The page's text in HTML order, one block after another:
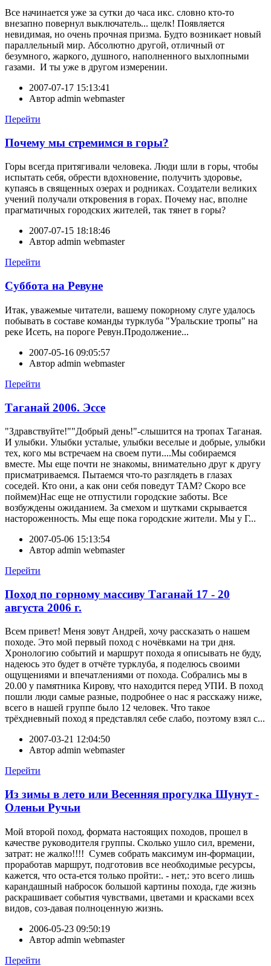
Все начинается уже за сутки до часа икс. словно кто-то
внезапно повернул выключатель... щелк! Появляется
невидимая, но очень прочная призма. Будто возникает новый
параллельный мир. Абсолютно другой, отличный от
безумного, жаркого, душного, наполненного выхлопными
газами. И ты уже в другом измерении.
2007-07-17 15:13:41
Автор admin webmaster
Перейти
Почему мы стремимся в горы?
Горы всегда притягивали человека. Люди шли в горы, чтобы
испытать себя, обрести вдохновение, получить здоровье,
купаясь в священных озерах и родниках. Создатели великих
учений получали откровения в горах. Почему нас, вполне
прагматичных городских жителей, так тянет в горы?
2007-07-15 18:18:46
Автор admin webmaster
Перейти
Суббота на Ревуне
Итак, уважемые читатели, вашему покорному слуге удалось
побывать в составе команды турклуба "Уральские тропы" на
реке Исеть, на пороге Ревун.Продолжение...
2007-05-16 09:05:57
Автор admin webmaster
Перейти
Таганай 2006. Эссе
"Здравствуйте!""Добрый день!"-слышится на тропах Таганая.
И улыбки. Улыбки усталые, улыбки веселые и добрые, улыбки
тех, кого мы встречаем на своем пути....Мы собираемся
вместе. Мы еще почти не знакомы, внимательно друг к другу
присматриваемся. Пытаемся что-то разглядеть в глазах
соседей. Кто они, а как они себя поведут ТАМ? Скоро все
поймем)Нас еще не отпустили городские заботы. Все
возбуждены ожиданием. За смехом и шутками скрывается
настороженность. Мы еще пока городские жители. Мы у Г...
2007-05-06 15:13:54
Автор admin webmaster
Перейти
Поход по горному массиву Таганай 17 - 20
августа 2006 г.
Всем привет! Меня зовут Андрей, хочу рассказать о нашем
походе. Это мой первый поход с ночёвками на три дня.
Хронологию событий и маршрут похода я описывать не буду,
надеюсь это будет в отчёте турклуба, я поделюсь своими
ощущениями и впечатлениями от похода. Собрались мы в
20.00 у памятника Кирову, что находится перед УПИ. В поход
пошли люди самые разные, подробнее о нас я расскажу ниже,
всего в нашей группе было 12 человек. Что такое
трёхдневный поход я представлял себе слабо, поэтому взял с...
2007-03-21 12:04:50
Автор admin webmaster
Перейти
Из зимы в лето или Весенняя прогулка Шунут -
Оленьи Ручьи
Мой второй поход, формата настоящих походов, прошел в
качестве руководителя группы. Сколько ушло сил, времени,
затрат: не жалко!!!! Сумев собрать максимум ин-формации,
проработав маршрут, подготовив все необходимые ресурсы,
кажется, что оста-ется только пройти:. - нет,: это всего лишь
карандашный набросок большой картины похода, где жизнь
раскрашивает события чувствами, цветами и красками всех
видов, соз-давая полноценную жизнь.
2006-05-23 09:50:19
Автор admin webmaster
Перейти